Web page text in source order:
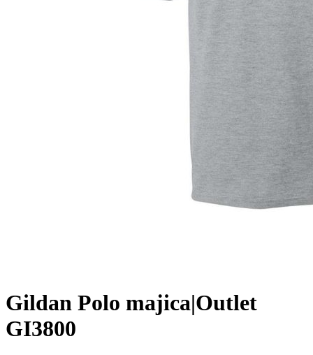
Gildan Polo majica|Outlet
GI3800